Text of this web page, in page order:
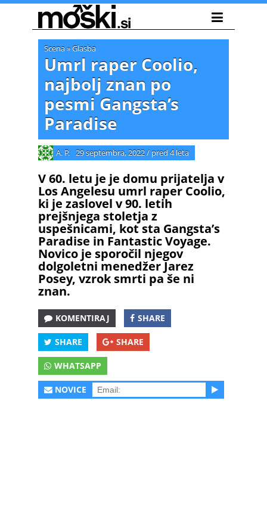
Scena»Glasba
Umrl raper Coolio,
najbolj znan po
pesmi Gangsta’s
Paradise
A. P. 29 septembra, 2022/ pred 4 leta
V 60. letu je je domu prijatelja v
Los Angelesu umrl raper Coolio,
ki je zaslovel v 90. letih
prejšnjega stoletja z
uspešnicami, kot sta Gangsta’s
Paradise in Fantastic Voyage.
Novico je sporočil njegov
dolgoletni menedžer Jarez
Posey, vzrok smrti pa še ni
znan.
KOMENTIRAJ SHARE
SHARE SHARE
WHATSAPP
NOVICE